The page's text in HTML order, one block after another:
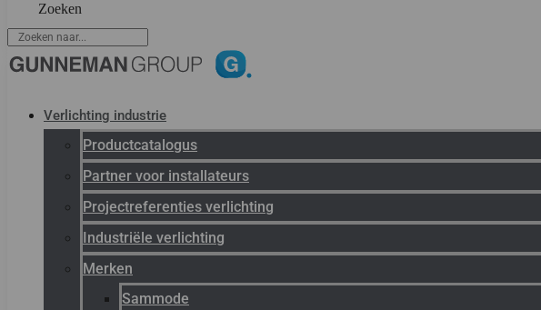
Zoeken
Verlichting industrie
Productcatalogus
Partner voor installateurs
Projectreferenties verlichting
Industriële verlichting
Merken
Sammode